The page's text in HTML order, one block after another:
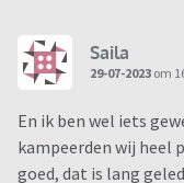
Saila
29-07-2023 om
En ik ben wel iets
kampeerden wij heel
goed, dat is lang